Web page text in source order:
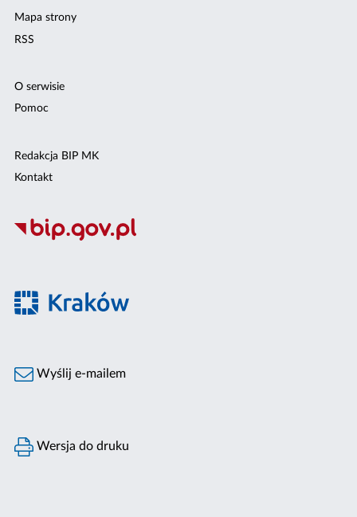
Mapa strony
RSS
O serwisie
Pomoc
Redakcja BIP MK
Kontakt
Wyślij e-mailem
Wersja do druku